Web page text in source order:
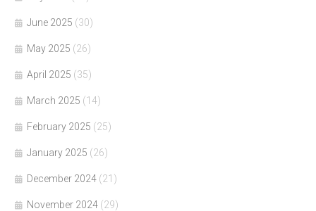
June 2025 (30)
May 2025 (26)
April 2025 (35)
March 2025 (14)
February 2025 (25)
January 2025 (26)
December 2024 (21)
November 2024 (29)